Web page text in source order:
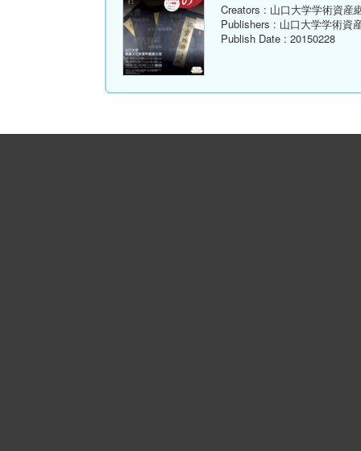
Creators : 山口大学学術資産
Publishers : 山口大学学術資
Publish Date : 20150228